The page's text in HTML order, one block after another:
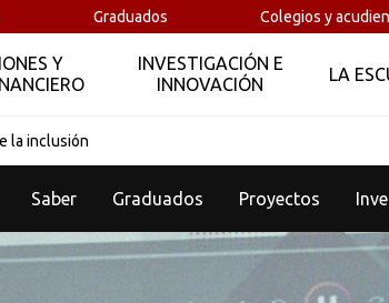
Graduados Colegios y
Y
INVESTIGACIÓN E
INNOVACIÓN
LA
la inclusión
Saber Graduados Proyectos